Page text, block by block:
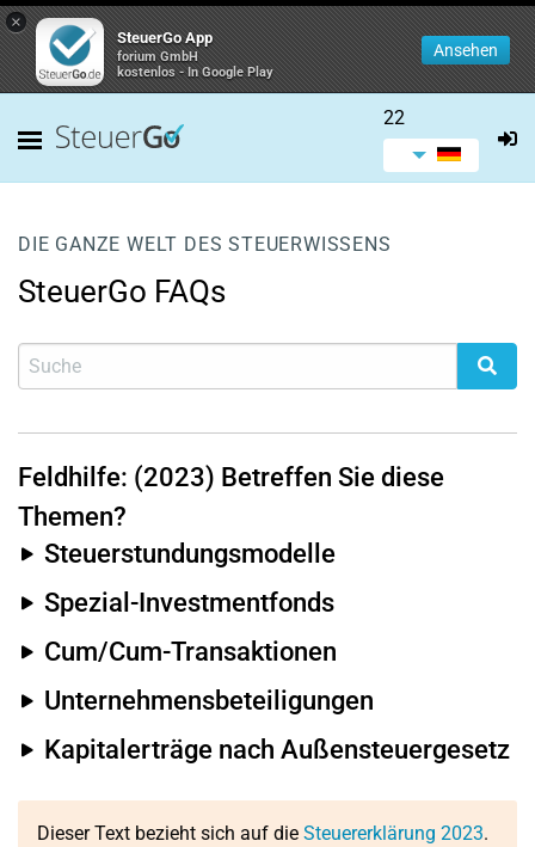
×
SteuerGo App
forium GmbH
kostenlos - In Google Play
Ansehen
22
DIE GANZE WELT DES STEUERWISSENS
SteuerGo FAQs
Feldhilfe: (2023) Betreffen Sie diese
Themen?
Steuerstundungsmodelle
Spezial-Investmentfonds
Cum/Cum-Transaktionen
Unternehmensbeteiligungen
Kapitalerträge nach Außensteuergesetz
Dieser Text bezieht sich auf die Steuererklärung 2023.